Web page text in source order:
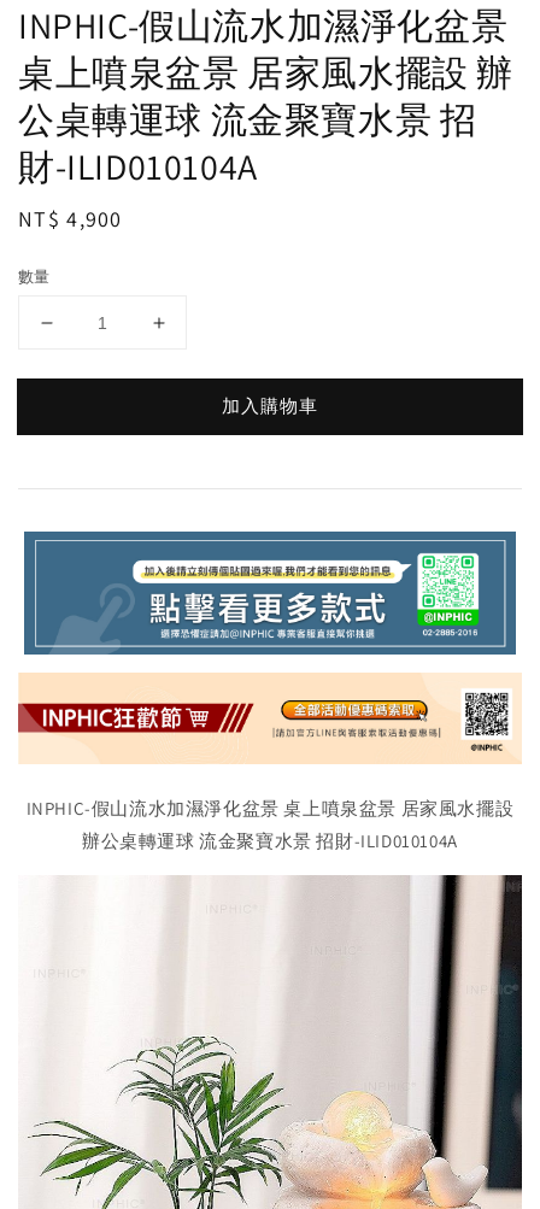
INPHIC-假山流水加濕淨化盆景
桌上噴泉盆景 居家風水擺設 辦
公桌轉運球 流金聚寶水景 招
財-ILID010104A
Regular
NT$ 4,900
數量
加入購物車
INPHIC-假山流水加濕淨化盆景 桌上噴泉盆景 居家風水擺設
辦公桌轉運球 流金聚寶水景 招財-ILID010104A